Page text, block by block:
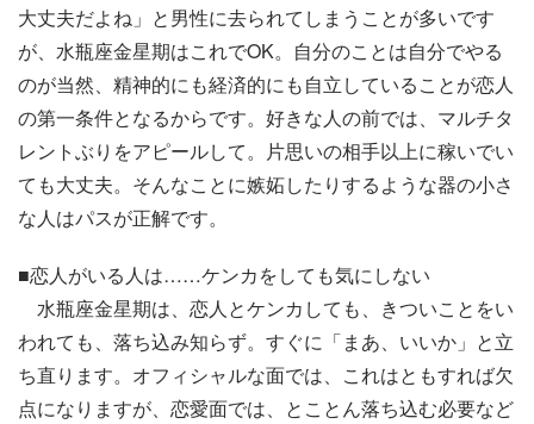
大丈夫だよね」と男性に去られてしまうことが多いです
が、水瓶座金星期はこれでOK。自分のことは自分でやる
のが当然、精神的にも経済的にも自立していることが恋人
の第一条件となるからです。好きな人の前では、マルチタ
レントぶりをアピールして。片思いの相手以上に稼いでい
ても大丈夫。そんなことに嫉妬したりするような器の小さ
な人はパスが正解です。
■恋人がいる人は……ケンカをしても気にしない
水瓶座金星期は、恋人とケンカしても、きついことをい
われても、落ち込み知らず。すぐに「まあ、いいか」と立
ち直ります。オフィシャルな面では、これはともすれば欠
点になりますが、恋愛面では、とことん落ち込む必要など